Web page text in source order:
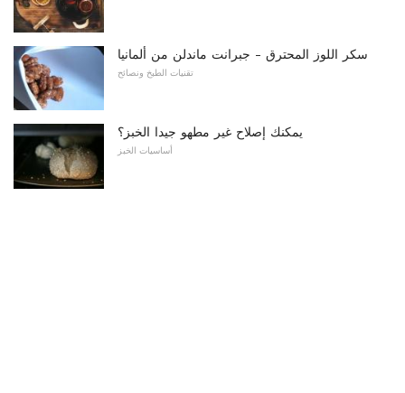
سكر اللوز المحترق - جبرانت ماندلن من ألمانيا
تقنيات الطبخ ونصائح
يمكنك إصلاح غير مطهو جيدا الخبز؟
أساسيات الخبز